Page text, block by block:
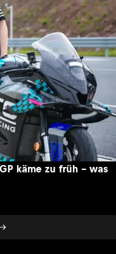
käme zu früh – was